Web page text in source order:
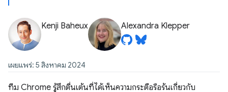
Kenji Baheux Alexandra Klepper
เผยแพร่: 5 สิงหาคม 2024
ทีม Chrome รู้สึกตื่นเต้นที่ได้เห็นความกระตือรือร้นเกี่ยวกับ